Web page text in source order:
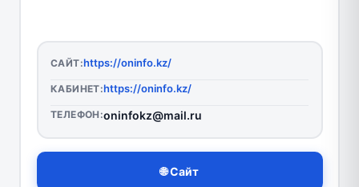
САЙТ:https://oninfo.kz/
КАБИНЕТ:https://oninfo.kz/
ТЕЛЕФОН:oninfokz@mail.ru
🌐 Сайт